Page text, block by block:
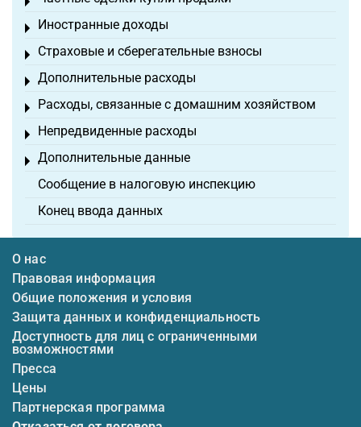
Иностранные доходы
Toggle menu
Страховые и сберегательные взносы
Toggle menu
Дополнительные расходы
Toggle menu
Расходы, связанные с домашним хозяйством
Toggle menu
Непредвиденные расходы
Toggle menu
Дополнительные данные
Toggle menu
Сообщение в налоговую инспекцию
Конец ввода данных
О нас
Правовая информация
Общие положения и условия
Защита данных и конфиденциальность
Доступность для лиц с ограниченными
возможностями
Пресса
Цены
Партнерская программа